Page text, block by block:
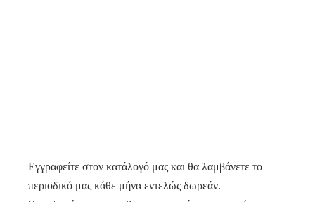
Εγγραφείτε στον κατάλογό μας και θα λαμβάνετε το
περιοδικό μας κάθε μήνα εντελώς δωρεάν.